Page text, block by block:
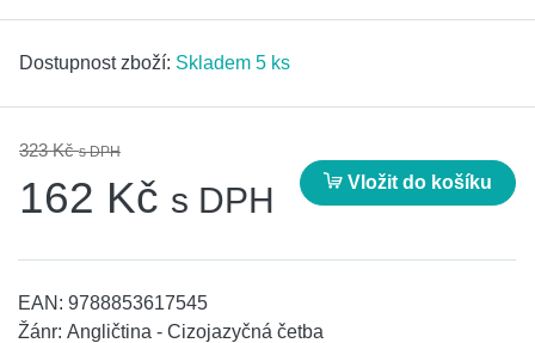
Dostupnost zboží: Skladem 5 ks
323 Kčs DPH
162 Kč s DPH Vložit do košíku
EAN: 9788853617545
Žánr: Angličtina - Cizojazyčná četba